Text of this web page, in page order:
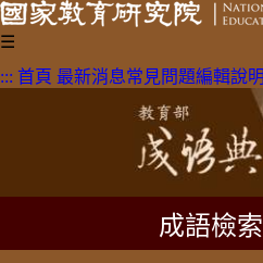
☰
::: 首頁 最新消息常見問題編輯說明
成語檢索